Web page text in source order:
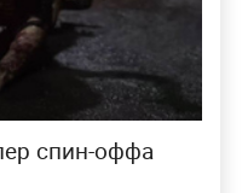
спин-оффа